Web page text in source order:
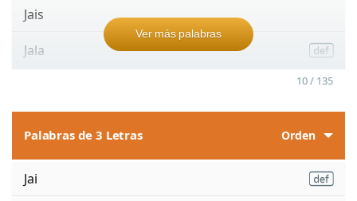
Jais
Jala
Ver más palabras
10 / 135
Palabras de 3 Letras Orden
Jai